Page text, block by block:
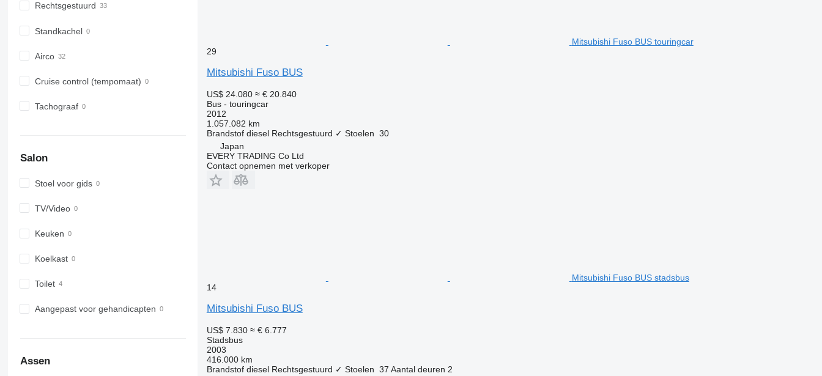
Rechtsgestuurd
Standkachel
Airco
Cruise control (tempomaat)
Tachograaf
Salon
Stoel voor gids
TV/Video
Keuken
Koelkast
Toilet
Aangepast voor gehandicapten
Assen
Mitsubishi Fuso BUS touringcar
29
Mitsubishi Fuso BUS
US$ 24.080 ≈ € 20.840
Bus - touringcar
2012
1.057.082 km
Brandstof diesel Rechtsgestuurd ✓ Stoelen 30
Japan
EVERY TRADING Co Ltd
Contact opnemen met verkoper
Mitsubishi Fuso BUS stadsbus
14
Mitsubishi Fuso BUS
US$ 7.830 ≈ € 6.777
Stadsbus
2003
416.000 km
Brandstof diesel Rechtsgestuurd ✓ Stoelen 37 Aantal deuren 2